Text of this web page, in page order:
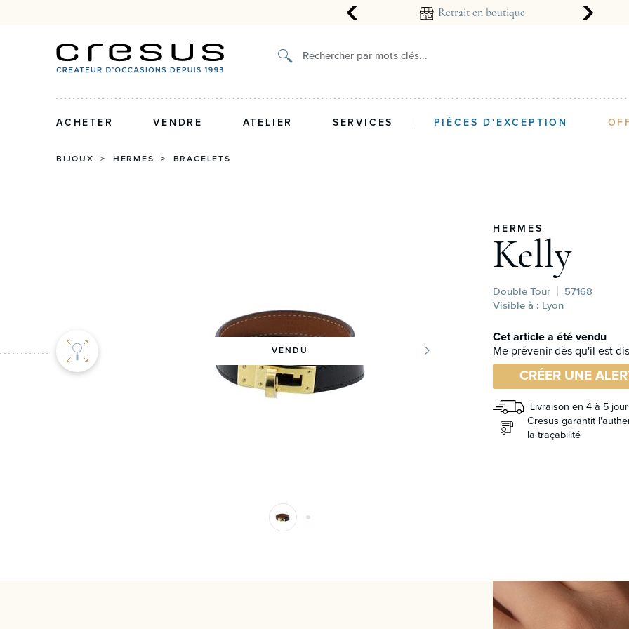
Authenticité certifiée et garantie 2 ans Retrait en boutique
Rechercher par mots clés...
ACHETER VENDRE ATELIER SERVICES PIÈCES D'EXCEPTION
BIJOUX > HERMES > BRACELETS
VENDU
HERMES
Kelly
Double Tour
57168
Visible à : Lyon
Cet article a été vendu
Me prévenir dès qu'il est
CRÉER UNE
Livraison en 4 à 5
Cresus garantit
la traçabilité